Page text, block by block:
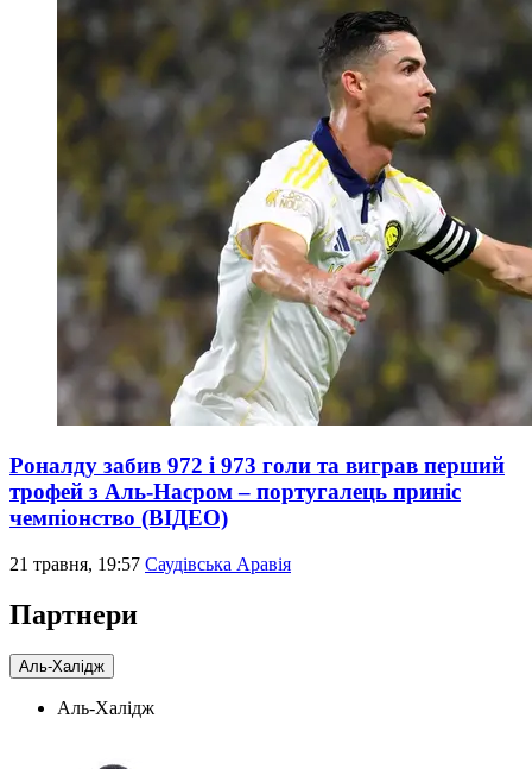
Роналду забив 972 і 973 голи та виграв перший
трофей з Аль-Насром – португалець приніс
чемпіонство (ВІДЕО)
21 травня, 19:57 Саудівська Аравія
Партнери
Аль-Халідж
Аль-Халідж